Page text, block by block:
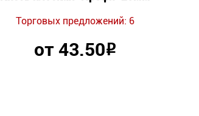
Торговых предложений: 6
от 43.50Р